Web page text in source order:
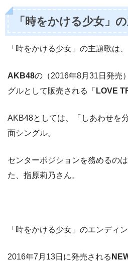
「時をかける少女」
「時をかける少女」の主題歌は、
AKB48の（2016年8月31日発売
グルとして販売される「 LOVE
AKB48としては、「しあわせを
面シングル。
センターポジションを務めるの
た、指原莉乃さん。
「時をかける少女」のエンディ
2016年7月13日に発売される